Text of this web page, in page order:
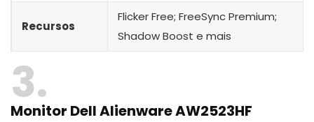
Recursos
Flicker Free; FreeSync Premium;
Shadow Boost e mais
3
Monitor Dell Alienware AW2523HF